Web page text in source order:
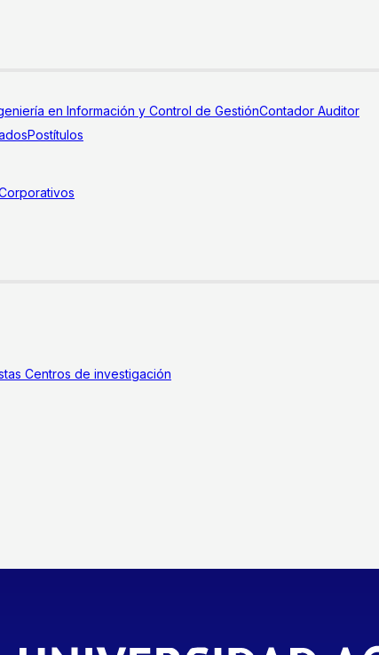
en Información y Control de GestiónContador Auditor
Postítulos
Centros de investigación